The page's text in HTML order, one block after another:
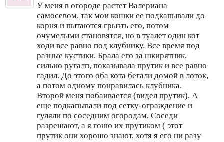
У меня в огороде растет Валериана
самосевом, так мои кошки ее подкапывали до
корня и пытаются грызть его, потом
очумелыми становятся, но в туалет один кот
ходи все равно под клубнику. Все время под
разные кустики. Брала его за шкирятник,
сильно ругалп, показывала прутик и все равно
гадил. До этого оба кота бегали домой в лоток,
а потом одному понравилась клубника.
Второй меня побаивается (видел прутик). А
еще подкапывали под сетку-ограждение и
гуляли по соседним огородам. Соседи
разрешают, а я гоню их прутиком ( этот
прутик они хорошо знают, хотя я его ни разу